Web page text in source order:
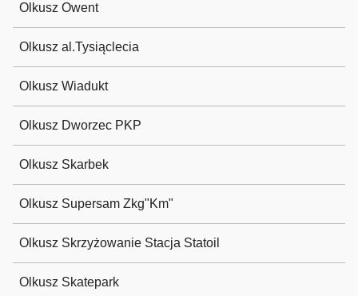
Olkusz Owent
Olkusz al.Tysiąclecia
Olkusz Wiadukt
Olkusz Dworzec PKP
Olkusz Skarbek
Olkusz Supersam Zkg"Km"
Olkusz Skrzyżowanie Stacja Statoil
Olkusz Skatepark